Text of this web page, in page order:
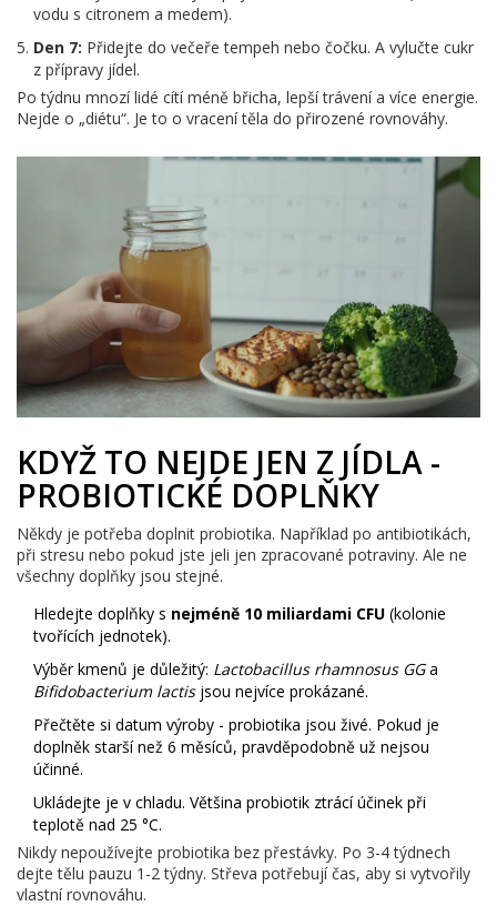
vodu s citronem a medem).
Den 7: Přidejte do večeře tempeh nebo čočku. A vylučte cukr
z přípravy jídel.
Po týdnu mnozí lidé cítí méně břicha, lepší trávení a více energie.
Nejde o „diétu“. Je to o vracení těla do přirozené rovnováhy.
KDYŽ TO NEJDE JEN Z JÍDLA -
PROBIOTICKÉ DOPLŇKY
Někdy je potřeba doplnit probiotika. Například po antibiotikách,
při stresu nebo pokud jste jeli jen zpracované potraviny. Ale ne
všechny doplňky jsou stejné.
Hledejte doplňky s nejméně 10 miliardami CFU (kolonie
tvořících jednotek).
Výběr kmenů je důležitý: Lactobacillus rhamnosus GGa
Bifidobacterium lactisjsou nejvíce prokázané.
Přečtěte si datum výroby - probiotika jsou živé. Pokud je
doplněk starší než 6 měsíců, pravděpodobně už nejsou
účinné.
Ukládejte je v chladu. Většina probiotik ztrácí účinek při
teplotě nad 25 °C.
Nikdy nepoužívejte probiotika bez přestávky. Po 3-4 týdnech
dejte tělu pauzu 1-2 týdny. Střeva potřebují čas, aby si vytvořily
vlastní rovnováhu.